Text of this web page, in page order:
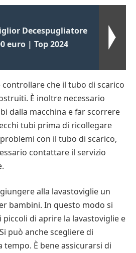
Decespugliatore
euro | Top 2024
che il tubo di scarico
È inoltre necessario
dalla macchina e far scorrere
tubi prima di ricollegare
con il tubo di scarico,
contattare il servizio
alla lavastoviglie un
bambini. In questo modo si
di aprire la lavastoviglie e
può anche scegliere di
tempo. È bene assicurarsi di